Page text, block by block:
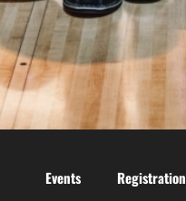
Events Registration